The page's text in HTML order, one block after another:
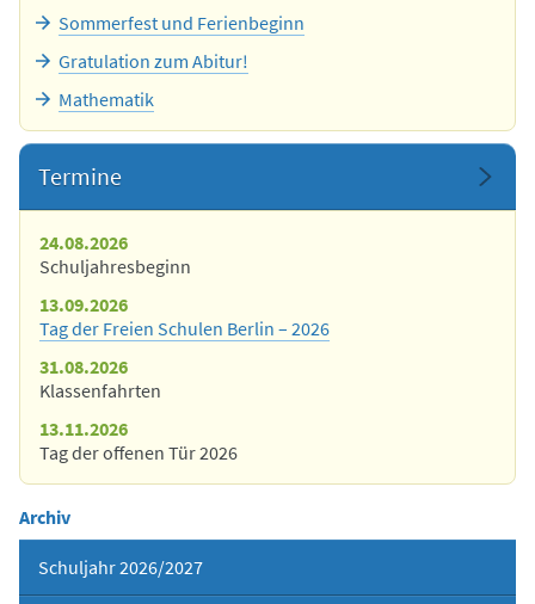
Sommerfest und Ferienbeginn
Gratulation zum Abitur!
Mathematik
Termine
24.08.2026
Schuljahresbeginn
13.09.2026
Tag der Freien Schulen Berlin – 2026
31.08.2026
Klassenfahrten
13.11.2026
Tag der offenen Tür 2026
Archiv
Schuljahr 2026/2027